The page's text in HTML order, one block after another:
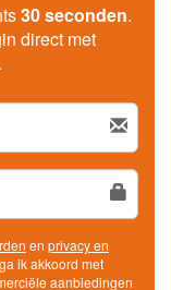
30 seconden.
direct met
en privacy en